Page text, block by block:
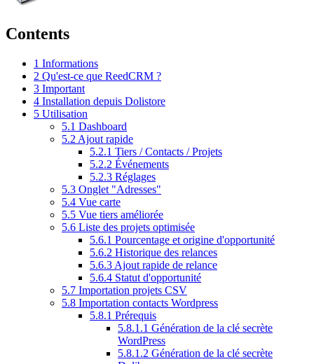
Contents
1 Informations
2 Qu'est-ce que ReedCRM ?
3 Important
4 Installation depuis Dolistore
5 Utilisation
5.1 Dashboard
5.2 Ajout rapide
5.2.1 Tiers / Contacts / Projets
5.2.2 Événements
5.2.3 Réglages
5.3 Onglet "Adresses"
5.4 Vue carte
5.5 Vue tiers améliorée
5.6 Liste des projets optimisée
5.6.1 Pourcentage et origine d'opportunité
5.6.2 Historique des relances
5.6.3 Ajout rapide de relance
5.6.4 Statut d'opportunité
5.7 Importation projets CSV
5.8 Importation contacts Wordpress
5.8.1 Prérequis
5.8.1.1 Génération de la clé secrète
WordPress
5.8.1.2 Génération de la clé secrète